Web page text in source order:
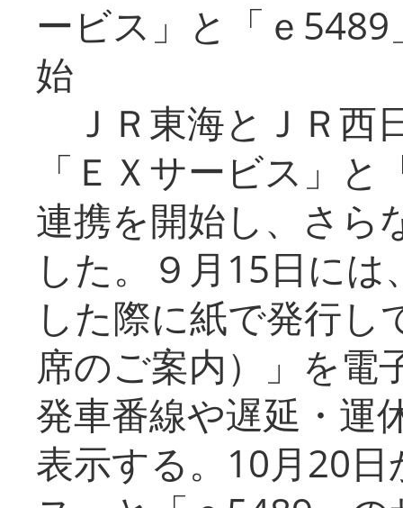
ービス」と「ｅ
始
ＪＲ東海とＪＲ西
「ＥＸサービス」
連携を開始し、さら
した。９月15日に
した際に紙で発行し
席のご案内）」を電
発車番線や遅延・運
表示する。10月20